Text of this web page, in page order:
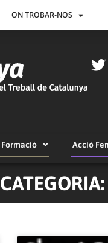
ON TROBAR-NOS
Formació Acció